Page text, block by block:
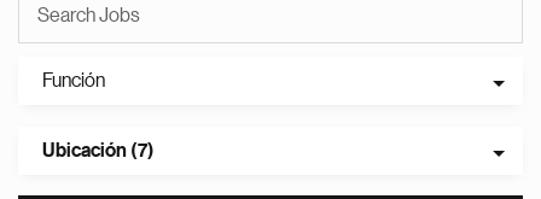
Función
Ubicación (7)